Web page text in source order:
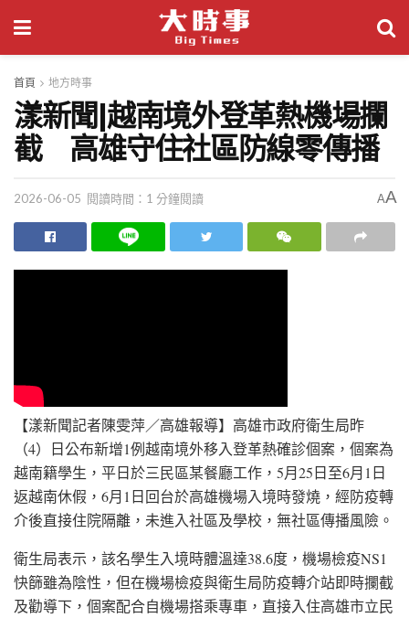
首頁 地方時事
漾新聞|越南境外登革熱機場攔
截 高雄守住社區防線零傳播
2026-06-05 閱讀時間：1 分鐘閱讀 AA
【漾新聞記者陳雯萍／高雄報導】高雄市政府衛生局昨
（4）日公布新增1例越南境外移入登革熱確診個案，個案為
越南籍學生，平日於三民區某餐廳工作，5月25日至6月1日
返越南休假，6月1日回台於高雄機場入境時發燒，經防疫轉
介後直接住院隔離，未進入社區及學校，無社區傳播風險。
衛生局表示，該名學生入境時體溫達38.6度，機場檢疫NS1
快篩雖為陰性，但在機場檢疫與衛生局防疫轉介站即時攔截
及勸導下，個案配合自機場搭乘專車，直接入住高雄市立民